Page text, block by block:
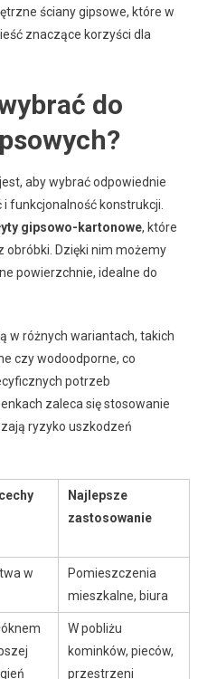
ściany gipsowe, które w
znaczące korzyści dla
do
aby wybrać odpowiednie
i funkcjonalność konstrukcji.
gipsowo-kartonowe, które
obróbki. Dzięki nim możemy
powierzchnie, idealne do
w różnych wariantach, takich
czy wodoodporne, co
potrzeb
zaleca się stosowanie
ryzyko uszkodzeń
Najlepsze
zastosowanie
w
Pomieszczenia
mieszkalne, biura
W pobliżu
kominków, pieców,
przestrzeni